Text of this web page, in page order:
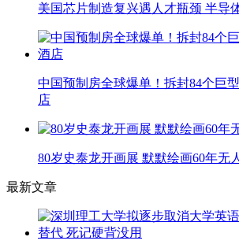
美国芯片制造复兴遇人才瓶颈 半导
中国预制房全球爆单！拆封84个巨
店
80岁史泰龙开画展 默默绘画60年无
最新文章